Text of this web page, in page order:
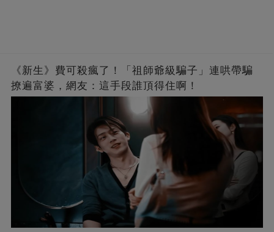
《新生》費可殺瘋了！「祖師爺級騙子」連哄帶騙
撩遍富婆，網友：這手段誰頂得住啊！